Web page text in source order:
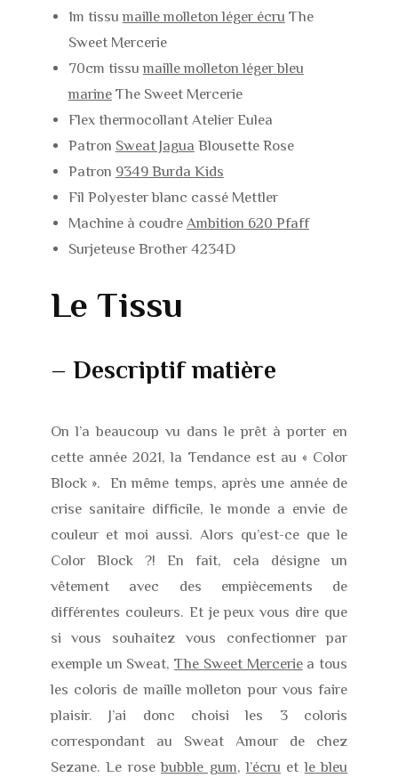
1m tissumaille molleton léger écru The
Sweet Mercerie
70cm tissumaille molleton léger bleu
marineThe Sweet Mercerie
Flex thermocollant Atelier Eulea
Patron Sweat Jagua Blousette Rose
Patron 9349 Burda Kids
Fil Polyester blanc cassé Mettler
Machine à coudre Ambition 620 Pfaff
Surjeteuse Brother 4234D
Le Tissu
– Descriptif matière
On l’a beaucoup vu dans le prêt à porter en
cette année 2021, la Tendance est au « Color
Block ». En même temps, après une année de
crise sanitaire difficile, le monde a envie de
couleur et moi aussi. Alors qu’est-ce que le
Color Block ?! En fait, cela désigne un
vêtement avec des empiècements de
différentes couleurs. Et je peux vous dire que
si vous souhaitez vous confectionner par
exemple un Sweat,The Sweet Merceriea tous
les coloris de maille molleton pour vous faire
plaisir. J’ai donc choisi les 3 coloris
correspondant au Sweat Amour de chez
Sezane. Le rosebubble gum,l’écru etle bleu